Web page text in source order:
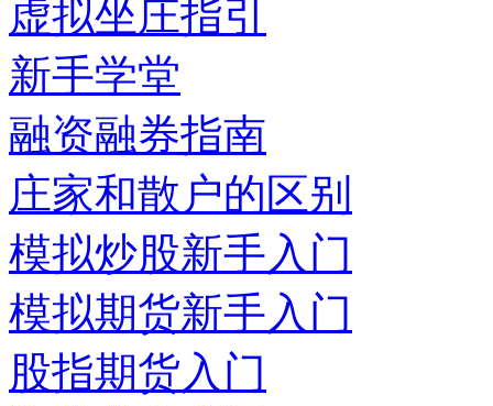
虚拟坐庄指引
新手学堂
融资融券指南
庄家和散户的区别
模拟炒股新手入门
模拟期货新手入门
股指期货入门